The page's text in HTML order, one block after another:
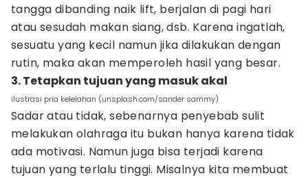
tangga dibanding naik lift, berjalan di pagi hari
atau sesudah makan siang, dsb. Karena ingatlah,
sesuatu yang kecil namun jika dilakukan dengan
rutin, maka akan memperoleh hasil yang besar.
3. Tetapkan tujuan yang masuk akal
ilustrasi pria kelelahan (unsplash.com/sander sammy)
Sadar atau tidak, sebenarnya penyebab sulit
melakukan olahraga itu bukan hanya karena tidak
ada motivasi. Namun juga bisa terjadi karena
tujuan yang terlalu tinggi. Misalnya kita membuat